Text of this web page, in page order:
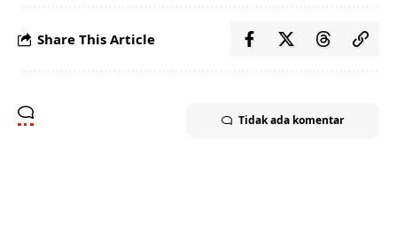
Share This Article
Tidak ada komentar